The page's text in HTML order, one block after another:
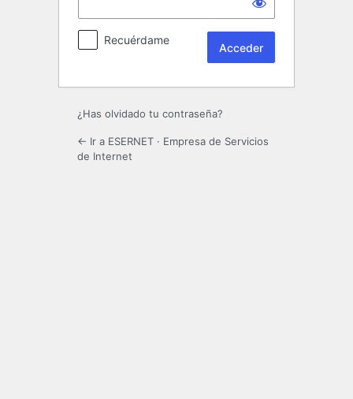
Recuérdame
¿Has olvidado tu contraseña?
← Ir a ESERNET · Empresa de Servicios
de Internet